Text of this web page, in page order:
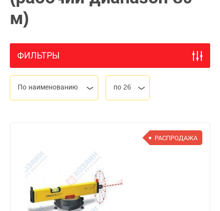
м)
ФИЛЬТРЫ
По наименованию по 26
РАСПРОДАЖА